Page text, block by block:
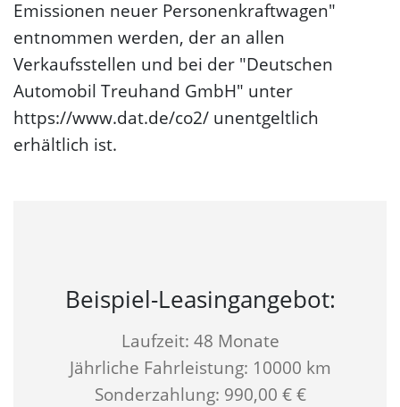
Emissionen neuer Personenkraftwagen"
entnommen werden, der an allen
Verkaufsstellen und bei der "Deutschen
Automobil Treuhand GmbH" unter
https://www.dat.de/co2/ unentgeltlich
erhältlich ist.
Beispiel-Leasingangebot:
Laufzeit: 48 Monate
Jährliche Fahrleistung: 10000 km
Sonderzahlung: 990,00 € €